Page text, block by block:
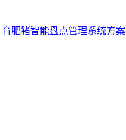
育肥猪智能盘点管理系统方案